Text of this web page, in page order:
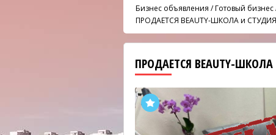
Бизнес объявления /Готовый бизнес
ПРОДАЕТСЯ BEAUTY-ШКОЛА и
ПРОДАЕТСЯ BEAUTY-